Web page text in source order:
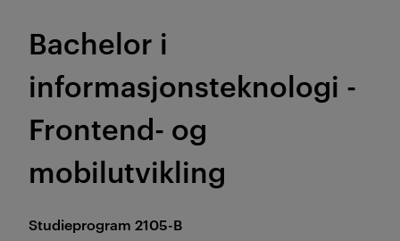
Studieprogram 2105-B
Bachelor i
informasjonsteknologi -
Frontend- og
mobilutvikling